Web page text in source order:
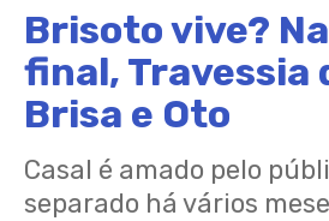
Brisoto vive?
final, Travessia
Brisa e Oto
Casal é amado pelo
separado há vários